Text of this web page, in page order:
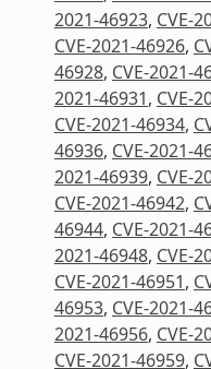
2021-46923, CVE-
CVE-2021-46926,
46928, CVE-2021-
2021-46931, CVE-
CVE-2021-46934,
46936, CVE-2021-
2021-46939, CVE-
CVE-2021-46942,
46944, CVE-2021-
2021-46948, CVE-
CVE-2021-46951,
46953, CVE-2021-
2021-46956, CVE-
CVE-2021-46959,